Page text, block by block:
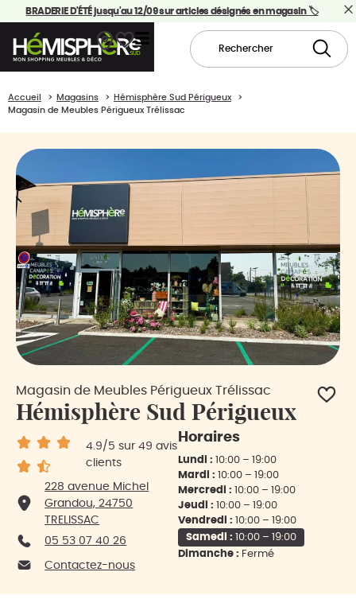
BRADERIE D'ÉTÉ jusqu'au 12/09 sur articles désignés en magasin 🏷️
Accueil Magasins
Hémisphère Sud Périgueux
Magasin de Meubles Périgueux Trélissac
Magasin de Meubles Périgueux Trélissac
Hémisphère Sud Périgueux
4.9/5 sur 49 avis
clients
228 avenue Michel
Grandou, 24750
TRELISSAC
05 53 07 40 26
Contactez-nous
Horaires
Lundi : 10:00 – 19:00
Mardi : 10:00 – 19:00
Mercredi : 10:00 – 19:00
Jeudi : 10:00 – 19:00
Vendredi : 10:00 – 19:00
Samedi : 10:00 – 19:00
Dimanche : Fermé